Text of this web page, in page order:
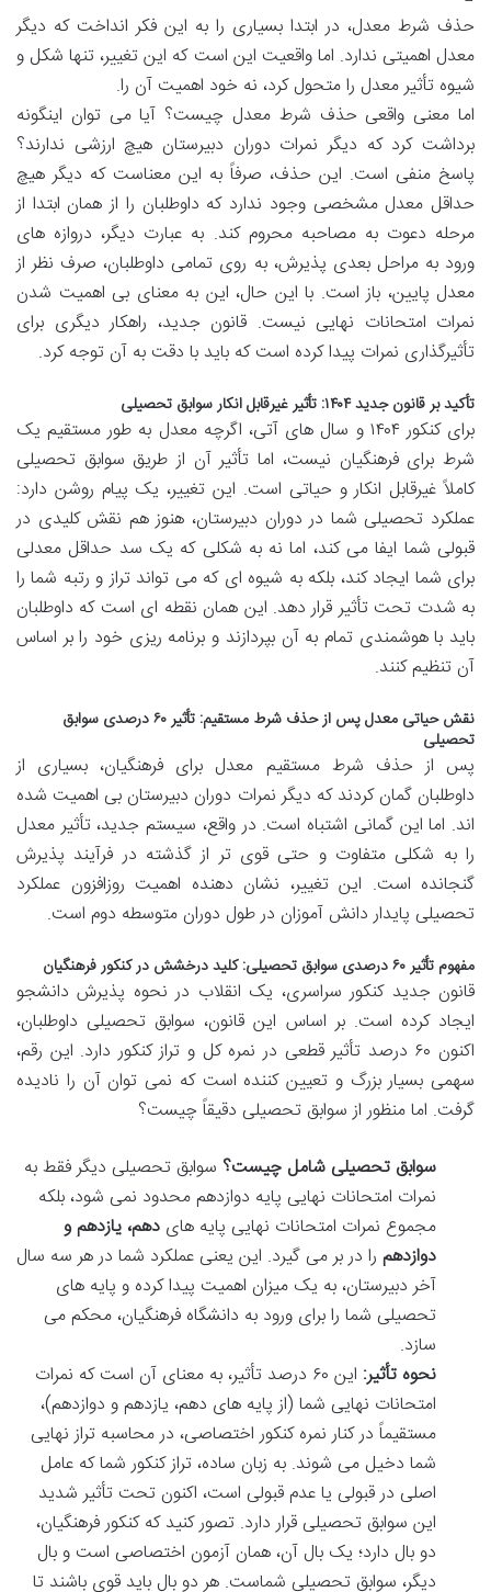
حذف شرط معدل، در ابتدا بسیاری را به این فکر انداخت که دیگر
معدل اهمیتی ندارد. اما واقعیت این است که این تغییر، تنها شکل و
شیوه تأثیر معدل را متحول کرد، نه خود اهمیت آن را.
اما معنی واقعی حذف شرط معدل چیست؟ آیا می توان اینگونه
برداشت کرد که دیگر نمرات دوران دبیرستان هیچ ارزشی ندارند؟
پاسخ منفی است. این حذف، صرفاً به این معناست که دیگر هیچ
حداقل معدل مشخصی وجود ندارد که داوطلبان را از همان ابتدا از
مرحله دعوت به مصاحبه محروم کند. به عبارت دیگر، دروازه های
ورود به مراحل بعدی پذیرش، به روی تمامی داوطلبان، صرف نظر از
معدل پایین، باز است. با این حال، این به معنای بی اهمیت شدن
نمرات امتحانات نهایی نیست. قانون جدید، راهکار دیگری برای
تأثیرگذاری نمرات پیدا کرده است که باید با دقت به آن توجه کرد.
تأکید بر قانون جدید ۱۴۰۴: تأثیر غیرقابل انکار سوابق تحصیلی
برای کنکور ۱۴۰۴ و سال های آتی، اگرچه معدل به طور مستقیم یک
شرط برای فرهنگیان نیست، اما تأثیر آن از طریق سوابق تحصیلی
کاملاً غیرقابل انکار و حیاتی است. این تغییر، یک پیام روشن دارد:
عملکرد تحصیلی شما در دوران دبیرستان، هنوز هم نقش کلیدی در
قبولی شما ایفا می کند، اما نه به شکلی که یک سد حداقل معدلی
برای شما ایجاد کند، بلکه به شیوه ای که می تواند تراز و رتبه شما را
به شدت تحت تأثیر قرار دهد. این همان نقطه ای است که داوطلبان
باید با هوشمندی تمام به آن بپردازند و برنامه ریزی خود را بر اساس
آن تنظیم کنند.
نقش حیاتی معدل پس از حذف شرط مستقیم: تأثیر ۶۰ درصدی سوابق
تحصیلی
پس از حذف شرط مستقیم معدل برای فرهنگیان، بسیاری از
داوطلبان گمان کردند که دیگر نمرات دوران دبیرستان بی اهمیت شده
اند. اما این گمانی اشتباه است. در واقع، سیستم جدید، تأثیر معدل
را به شکلی متفاوت و حتی قوی تر از گذشته در فرآیند پذیرش
گنجانده است. این تغییر، نشان دهنده اهمیت روزافزون عملکرد
تحصیلی پایدار دانش آموزان در طول دوران متوسطه دوم است.
مفهوم تأثیر ۶۰ درصدی سوابق تحصیلی: کلید درخشش در کنکور فرهنگیان
قانون جدید کنکور سراسری، یک انقلاب در نحوه پذیرش دانشجو
ایجاد کرده است. بر اساس این قانون، سوابق تحصیلی داوطلبان،
اکنون ۶۰ درصد تأثیر قطعی در نمره کل و تراز کنکور دارد. این رقم،
سهمی بسیار بزرگ و تعیین کننده است که نمی توان آن را نادیده
گرفت. اما منظور از سوابق تحصیلی دقیقاً چیست؟
سوابق تحصیلی شامل چیست؟ سوابق تحصیلی دیگر فقط به
نمرات امتحانات نهایی پایه دوازدهم محدود نمی شود، بلکه
مجموع نمرات امتحانات نهایی پایه های دهم، یازدهم و
دوازدهم را در بر می گیرد. این یعنی عملکرد شما در هر سه سال
آخر دبیرستان، به یک میزان اهمیت پیدا کرده و پایه های
تحصیلی شما را برای ورود به دانشگاه فرهنگیان، محکم می
سازد.
نحوه تأثیر:
این ۶۰ درصد تأثیر، به معنای آن است که نمرات
امتحانات نهایی شما (از پایه های دهم، یازدهم و دوازدهم)،
مستقیماً در کنار نمره کنکور اختصاصی، در محاسبه تراز نهایی
شما دخیل می شوند. به زبان ساده، تراز کنکور شما که عامل
اصلی در قبولی یا عدم قبولی است، اکنون تحت تأثیر شدید
این سوابق تحصیلی قرار دارد. تصور کنید که کنکور فرهنگیان،
دو بال دارد؛ یک بال آن، همان آزمون اختصاصی است و بال
دیگر، سوابق تحصیلی شماست. هر دو بال باید قوی باشند تا